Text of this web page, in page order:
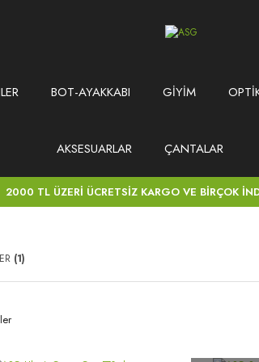
BOT-AYAKKABI GİYİM
AKSESUARLAR ÇANTALAR
2000 TL ÜZERİ ÜCRETSİZ KARGO VE BİRÇOK
(1)